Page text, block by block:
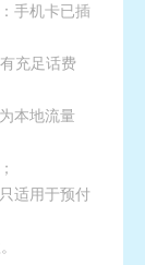
手机卡已插
充足话费
本地流量
适用于预付